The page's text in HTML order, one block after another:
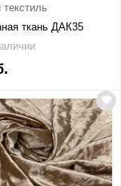
ткань ДАК35